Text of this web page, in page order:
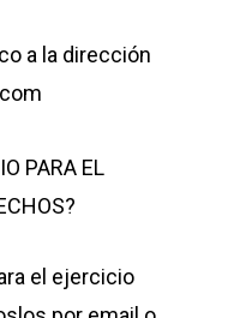
a la dirección
PARA EL
el ejercicio